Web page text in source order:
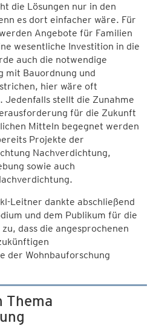
die Lösungen nur in den
es dort einfacher wäre. Für
Angebote für Familien
wesentliche Investition in die
auch die notwendige
mit Bauordnung und
hier wäre oft
Jedenfalls stellt die Zunahme
für die Zukunft
Mitteln begegnet werden
Projekte der
Nachverdichtung,
sowie auch
Leitner dankte abschließend
und dem Publikum für die
dass die angesprochenen
der Wohnbauforschung
Thema